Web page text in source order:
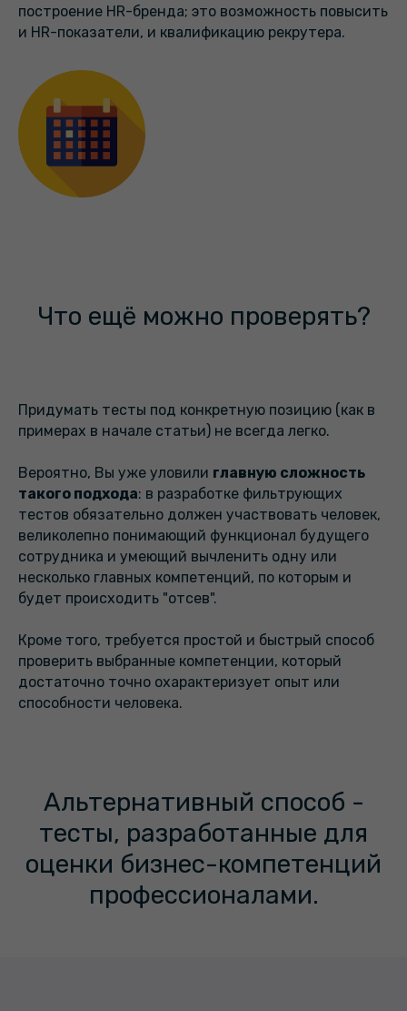
построение HR-бренда; это возможность повысить
и HR-показатели, и квалификацию рекрутера.
Что ещё можно проверять?
Придумать тесты под конкретную позицию (как в
примерах в начале статьи) не всегда легко.
Вероятно, Вы уже уловили главную сложность
такого подхода: в разработке фильтрующих
тестов обязательно должен участвовать человек,
великолепно понимающий функционал будущего
сотрудника и умеющий вычленить одну или
несколько главных компетенций, по которым и
будет происходить "отсев".
Кроме того, требуется простой и быстрый способ
проверить выбранные компетенции, который
достаточно точно охарактеризует опыт или
способности человека.
Альтернативный способ -
тесты, разработанные для
оценки бизнес-компетенций
профессионалами.